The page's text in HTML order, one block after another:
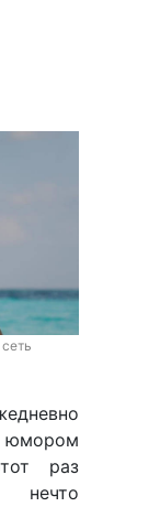
раз
нечто